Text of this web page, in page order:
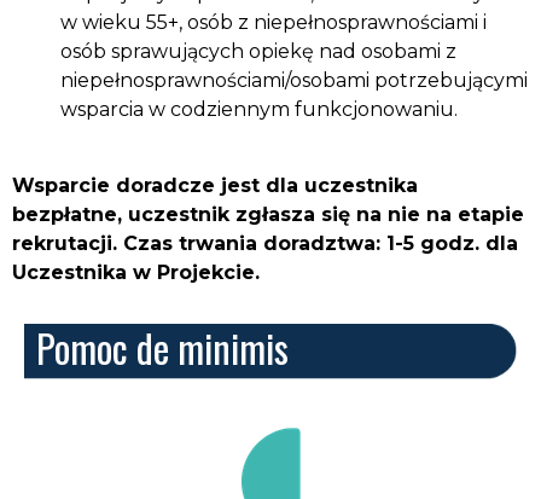
w wieku 55+, osób z niepełnosprawnościami i
osób sprawujących opiekę nad osobami z
niepełnosprawnościami/osobami potrzebującymi
wsparcia w codziennym funkcjonowaniu.
Wsparcie doradcze jest dla uczestnika
bezpłatne, uczestnik zgłasza się na nie na etapie
rekrutacji. Czas trwania doradztwa: 1-5 godz. dla
Uczestnika w Projekcie.
Pomoc de minimis